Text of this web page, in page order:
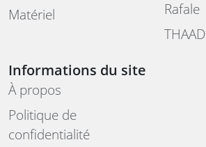
Matériel
Rafale
THAAD
Informations du site
À propos
Politique de
confidentialité